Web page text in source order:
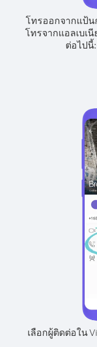
โทรออกจากแป้น
โทรจากแอลเบเ
ต่อไปนี้:
เลือกผู้ติดต่อใน